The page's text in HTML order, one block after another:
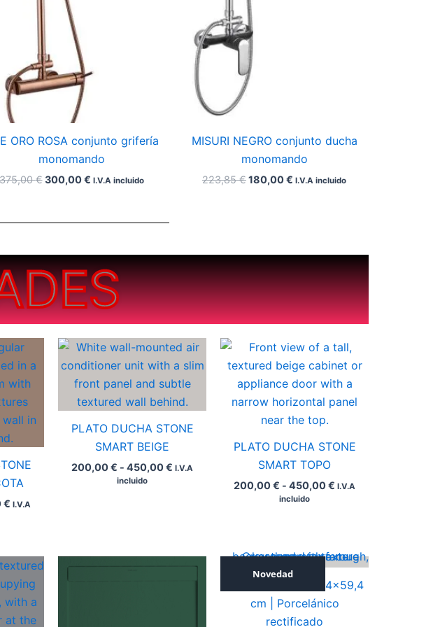
ORO ROSA conjunto grifería
monomando
€ 300,00€ I.V.A incluido
MISURI NEGRO conjunto ducha
monomando
223,85€180,00€ I.V.A incluido
€
Rango
de
precios:
desde
hasta
450,00 €
I.V.A
PLATO DUCHA STONE
SMART BEIGE
200,00€ - 450,00€
Rango
de
precios:
desde
hasta
I.V.A
incluido
PLATO DUCHA STONE
SMART TOPO
200,00€ - 450,00€
Rango
de
precios:
desde
hasta
I.V.A
incluido
Rango
precios:
desde
hasta
Novedad
ICONIC SILVER 59,4×59,4
cm | Porcelánico
rectificado